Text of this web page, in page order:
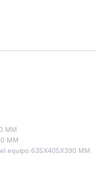
MM
MM
equipo 635X405X390 MM